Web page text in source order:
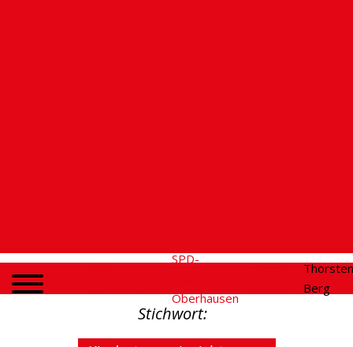
SPD-
Oberhausen
Thorsten
Berg
Stichwort: